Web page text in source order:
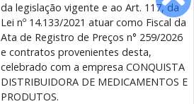
da legislação vigente e ao Art. 117, da
Lei nº 14.133/2021 atuar como Fiscal da
Ata de Registro de Preços n° 259/2026
e contratos provenientes desta,
celebrado com a empresa CONQUISTA
DISTRIBUIDORA DE MEDICAMENTOS E
PRODUTOS.